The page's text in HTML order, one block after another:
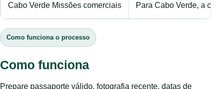
Cabo Verde Missões comerciais Para Cabo Verde, a
Como funciona o processo
Como funciona
Prepare passaporte válido, fotografia recente, datas de